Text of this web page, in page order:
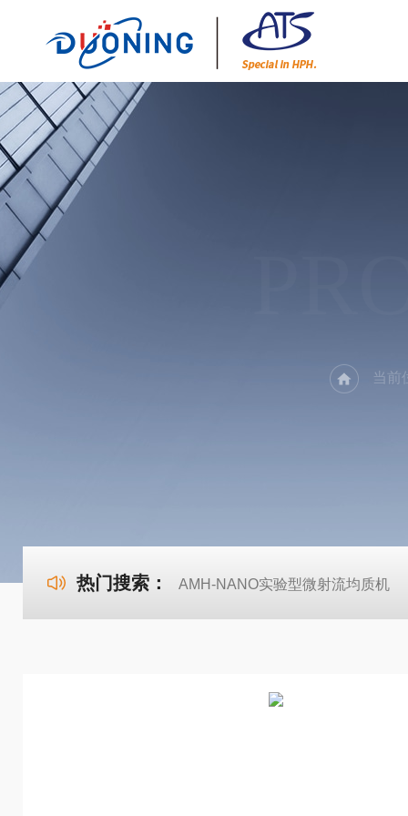
当前
热门搜索： AMH-NANO实验型微射流均质机